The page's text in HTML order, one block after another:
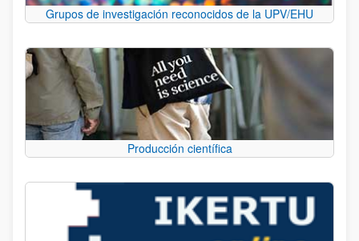
Grupos de investigación reconocidos de la UPV/EHU
Producción científica